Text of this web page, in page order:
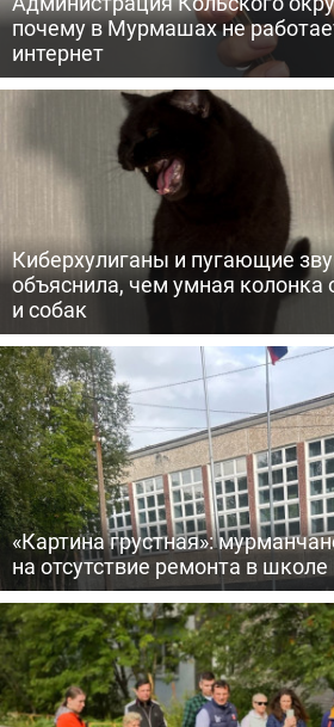
почему в Мурмашах не
интернет
Киберхулиганы и пугающие
объяснила, чем умная колонка
и собак
«Картина грустная»:
на отсутствие ремонта в